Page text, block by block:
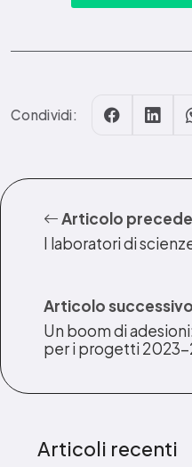
Condividi:
Articolo
I laboratori di
Articolo successivo
Un boom di
per i progetti 2023-
Articoli recenti